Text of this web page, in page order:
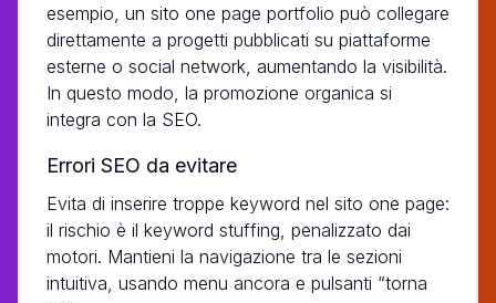
esempio, un sito one page portfolio può collegare
direttamente a progetti pubblicati su piattaforme
esterne o social network, aumentando la visibilità.
In questo modo, la promozione organica si
integra con la SEO.
Errori SEO da evitare
Evita di inserire troppe keyword nel sito one page:
il rischio è il keyword stuffing, penalizzato dai
motori. Mantieni la navigazione tra le sezioni
intuitiva, usando menu ancora e pulsanti “torna